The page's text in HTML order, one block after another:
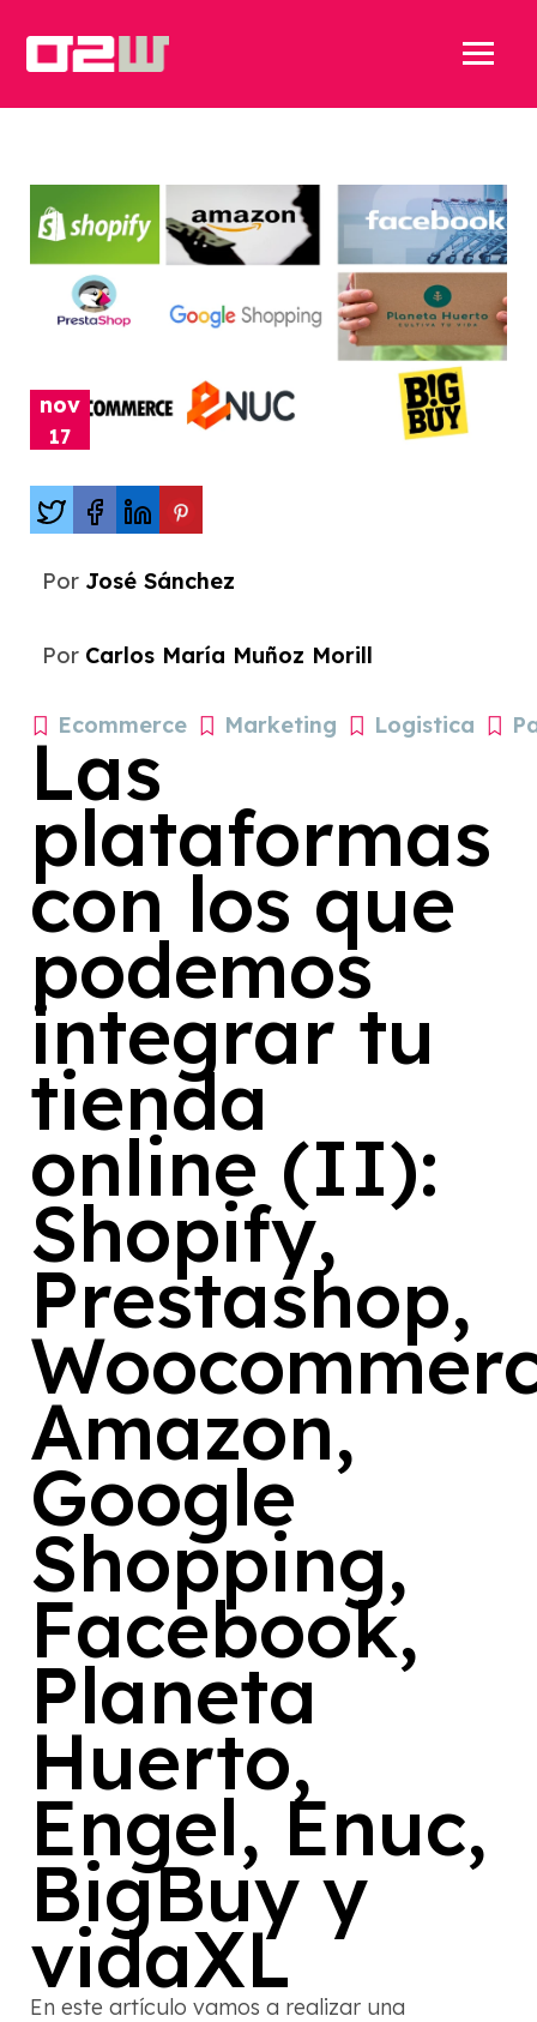
nov
17
Por José Sánchez
Por Carlos María Muñoz Morill
Ecommerce Marketing Logistica
Las
plataformas
con los que
podemos
integrar tu
tienda
online (II):
Shopify,
Prestashop,
Amazon,
Google
Shopping,
Facebook,
Planeta
Huerto,
Engel, Enuc,
BigBuy y
vidaXL
En este artículo vamos a realizar una